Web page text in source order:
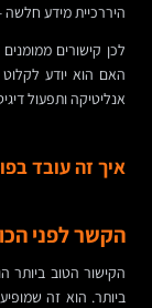
היררכיית מידע
לכן קישורים
אנליטיקה ותפעול
איך זה עובד
הקשר לפני
הקישור הטוב
ביותר. הוא זה